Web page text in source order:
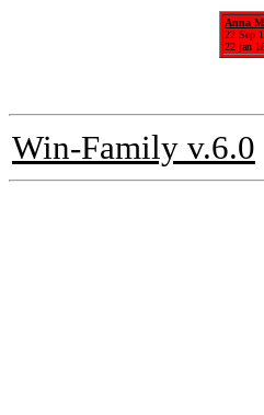
Anna
22 Sep
22 jan
Win-Family v.6.0